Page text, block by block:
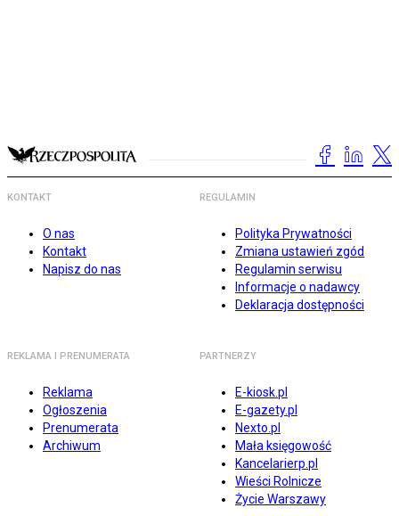
KONTAKT
O nas
Kontakt
Napisz do nas
REGULAMIN
Polityka Prywatności
Zmiana ustawień zgód
Regulamin serwisu
Informacje o nadawcy
Deklaracja dostępności
REKLAMA I PRENUMERATA
Reklama
Ogłoszenia
Prenumerata
Archiwum
PARTNERZY
E-kiosk.pl
E-gazety.pl
Nexto.pl
Mała księgowość
Kancelarierp.pl
Wieści Rolnicze
Życie Warszawy